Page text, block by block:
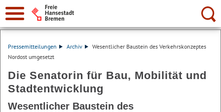
Suche:
Pressemitteilungen Archiv
Wesentlicher Baustein des Verkehrskonzeptes
Nordost umgesetzt
Die Senatorin für Bau, Mobilität und
Stadtentwicklung
Wesentlicher Baustein des